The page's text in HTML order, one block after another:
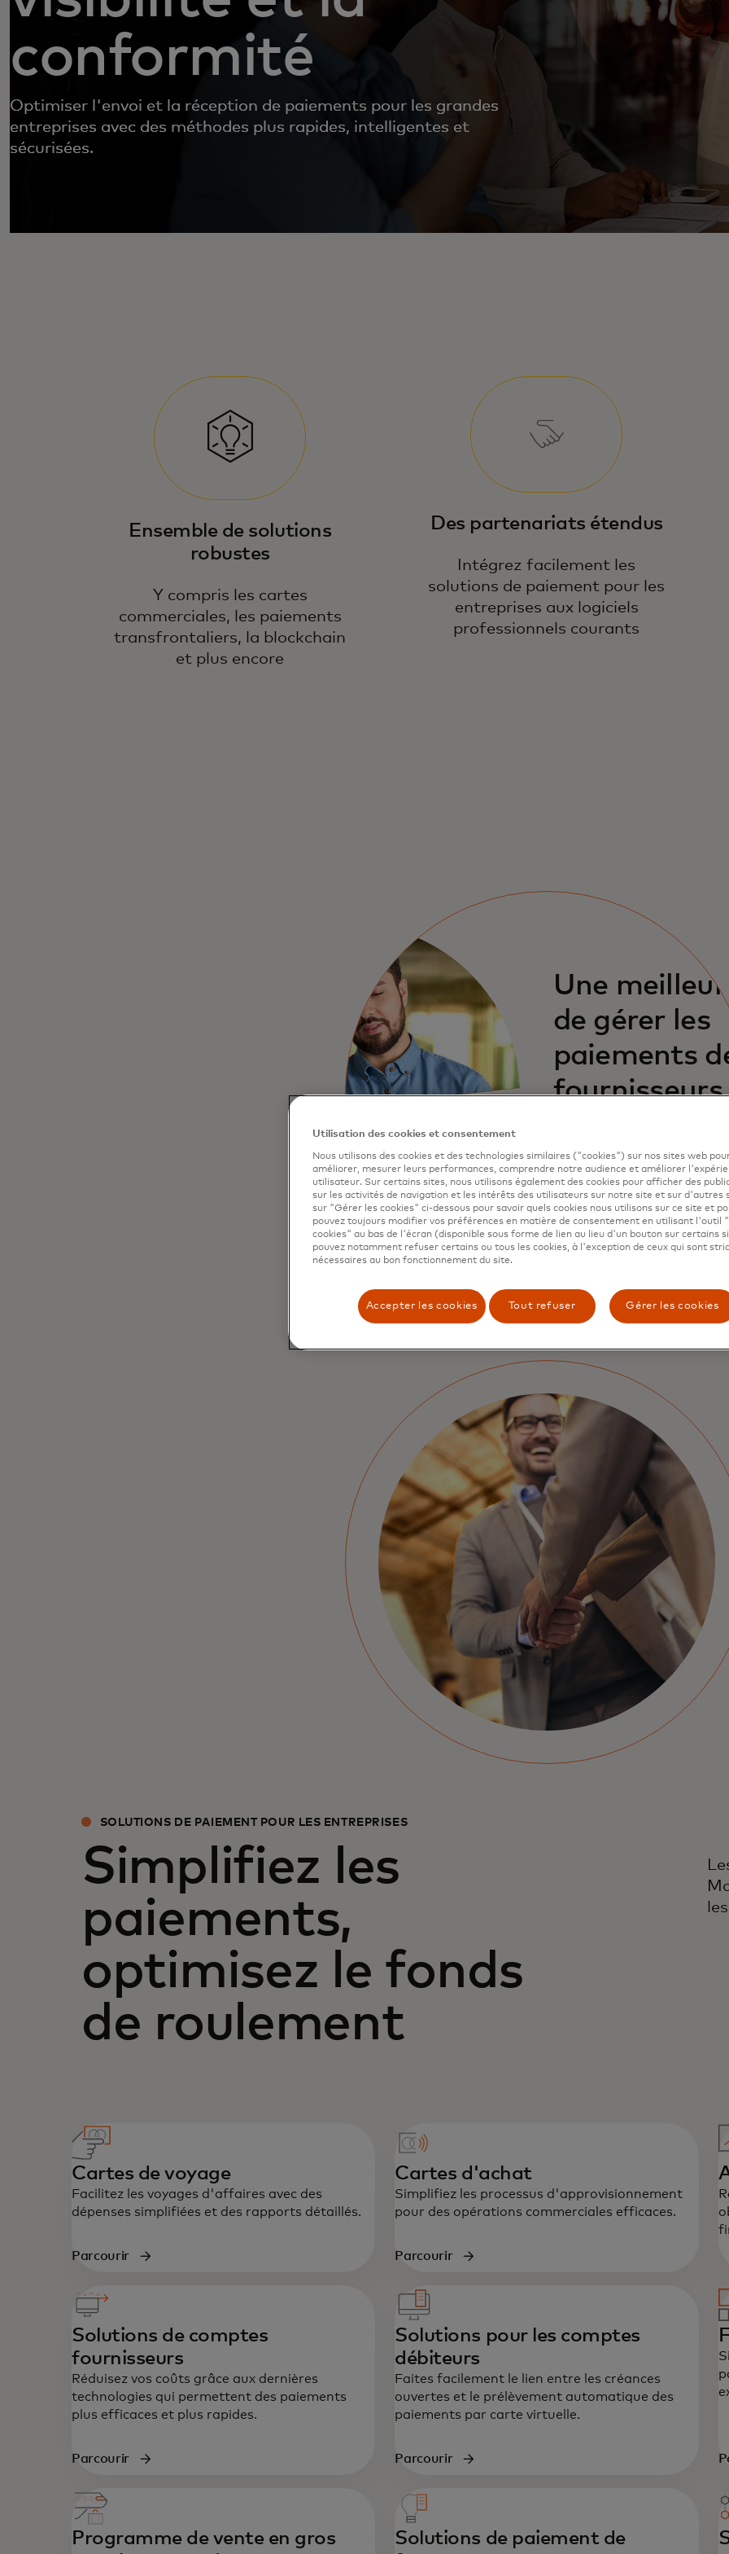
conformité
Optimiser l'envoi et la réception de paiements pour les grandes
entreprises avec des méthodes plus rapides, intelligentes et
sécurisées.
Ensemble de solutions
robustes
Y compris les cartes
commerciales, les paiements
transfrontaliers, la blockchain
et plus encore
Des partenariats étendus
Intégrez facilement les
solutions de paiement pour les
entreprises aux logiciels
professionnels courants
Une
de gérer les
paiements
fournisseurs
l'entreprise et le fonds de
vos plateformes
SOLUTIONS DE PAIEMENT POUR LES ENTREPRISES
Simplifiez les
paiements,
optimisez le fonds
de roulement
Cartes de voyage
Facilitez les voyages d'affaires avec des
dépenses simplifiées et des rapports détaillés.
Parcourir
Cartes d'achat
Simplifiez les processus d'approvisionnement
pour des opérations commerciales efficaces.
Parcourir
Solutions de comptes
fournisseurs
Réduisez vos coûts grâce aux dernières
technologies qui permettent des paiements
plus efficaces et plus rapides.
Parcourir
Solutions pour les comptes
débiteurs
Faites facilement le lien entre les créances
ouvertes et le prélèvement automatique des
paiements par carte virtuelle.
Parcourir
Programme de vente en gros
Solutions de paiement de
Utilisation des cookies et consentement
Nous utilisons des cookies et des technologies similaires ("cookies") sur nos sites web
améliorer, mesurer leurs performances, comprendre notre audience et améliorer
utilisateur. Sur certains sites, nous utilisons également des cookies pour afficher des
sur les activités de navigation et les intérêts des utilisateurs sur notre site et sur d'autres
sur "Gérer les cookies" ci-dessous pour savoir quels cookies nous utilisons sur ce site et
pouvez toujours modifier vos préférences en matière de consentement en utilisant l'outil
cookies" au bas de l'écran (disponible sous forme de lien au lieu d'un bouton sur certains
pouvez notamment refuser certains ou tous les cookies, à l'exception de ceux qui sont
nécessaires au bon fonctionnement du site.
Accepter les cookies Tout refuser Gérer les cookies